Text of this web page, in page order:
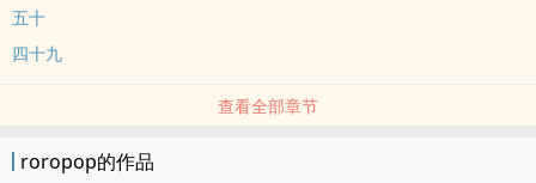
五十
四十九
查看全部章节
roropop的作品